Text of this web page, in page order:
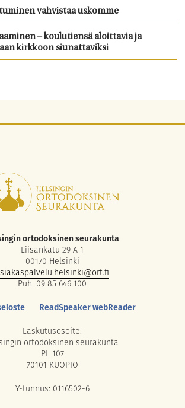
vahvistaa uskomme
– koulutiensä aloittavia ja
kirkkoon siunattaviksi
ortodoksinen seurakunta
Liisankatu 29 A 1
00170 Helsinki
Puh. 09 85 646 100
ReadSpeaker webReader
Laskutusosoite:
ortodoksinen seurakunta
PL 107
70101 KUOPIO
Y-tunnus: 0116502-6